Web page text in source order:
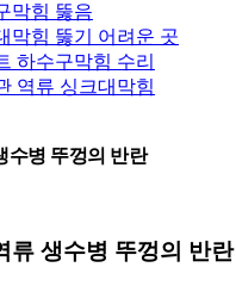
막힘 뚫음
막힘 뚫기 어려운 곳
하수구막힘 수리
역류 싱크대막힘
수병 뚜껑의 반란
류 생수병 뚜껑의 반란